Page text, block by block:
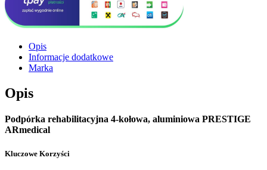
Opis
Informacje dodatkowe
Marka
Opis
Podpórka rehabilitacyjna 4-kołowa, aluminiowa PRESTIGE
ARmedical
Kluczowe Korzyści